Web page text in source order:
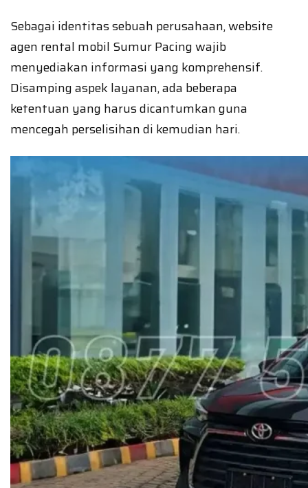
Sebagai identitas sebuah perusahaan, website
agen rental mobil Sumur Pacing wajib
menyediakan informasi yang komprehensif.
Disamping aspek layanan, ada beberapa
ketentuan yang harus dicantumkan guna
mencegah perselisihan di kemudian hari.